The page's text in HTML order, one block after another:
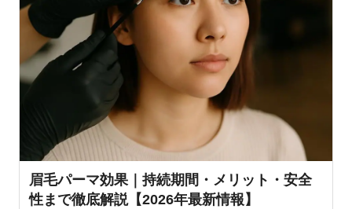
眉毛パーマ効果｜持続期間・メリット・安全
性まで徹底解説【2026年最新情報】